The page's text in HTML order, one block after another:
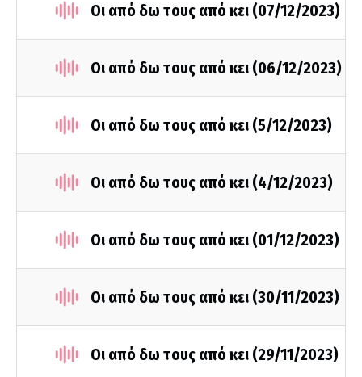
Οι από δω τους από κει (07/12/2023)
Οι από δω τους από κει (06/12/2023)
Οι από δω τους από κει (5/12/2023)
Οι από δω τους από κει (4/12/2023)
Οι από δω τους από κει (01/12/2023)
Οι από δω τους από κει (30/11/2023)
Οι από δω τους από κει (29/11/2023)